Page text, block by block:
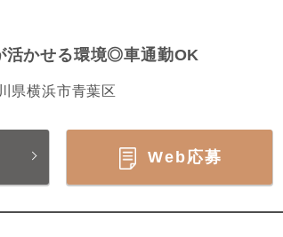
活かせる環境◎車通勤OK
県横浜市青葉区
Web応募